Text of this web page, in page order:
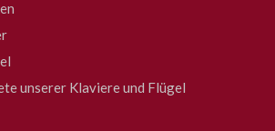
unserer Klaviere und Flügel